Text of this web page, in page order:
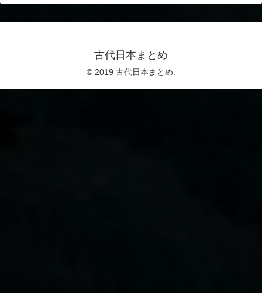
古代日本まとめ
© 2019 古代日本まとめ.